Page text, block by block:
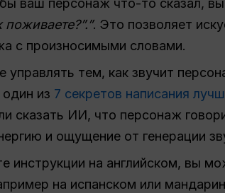
ваш персонаж что-то сказал,
. Это позволяет
с произносимыми словами.
управлять тем, как звучит
из 7 секретов написания
сказать ИИ, что персонаж
и ощущение от генерации
инструкции на английском, вы
на испанском или